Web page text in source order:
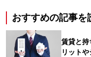
おすすめの記事を
賃貸と持
リット